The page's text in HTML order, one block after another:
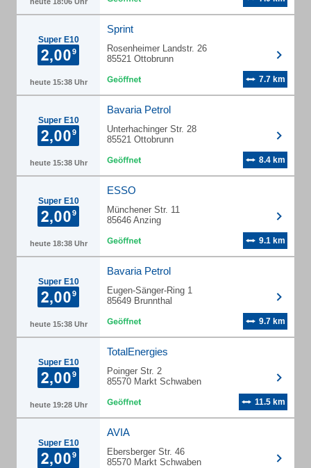
Super E10
heute 15:38 Uhr
Sprint
Rosenheimer Landstr. 26
85521 Ottobrunn
7.7 km
Super E10
heute 15:38 Uhr
Bavaria Petrol
Unterhachinger Str. 28
85521 Ottobrunn
8.4 km
Super E10
heute 18:38 Uhr
ESSO
Münchener Str. 11
85646 Anzing
9.1 km
Super E10
heute 15:38 Uhr
Bavaria Petrol
Eugen-Sänger-Ring 1
85649 Brunnthal
9.7 km
Super E10
heute 19:28 Uhr
TotalEnergies
Poinger Str. 2
85570 Markt Schwaben
11.5 km
Super E10
AVIA
Ebersberger Str. 46
85570 Markt Schwaben